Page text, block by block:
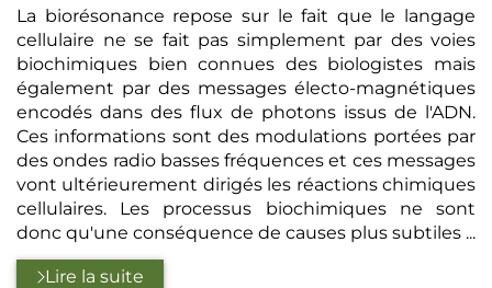
La biorésonance repose sur le fait que le langage
cellulaire ne se fait pas simplement par des voies
biochimiques bien connues des biologistes mais
également par des messages électo-magnétiques
encodés dans des flux de photons issus de l'ADN.
Ces informations sont des modulations portées par
des ondes radio basses fréquences et ces messages
vont ultérieurement dirigés les réactions chimiques
cellulaires. Les processus biochimiques ne sont
donc qu'une conséquence de causes plus subtiles ...
Lire la suite